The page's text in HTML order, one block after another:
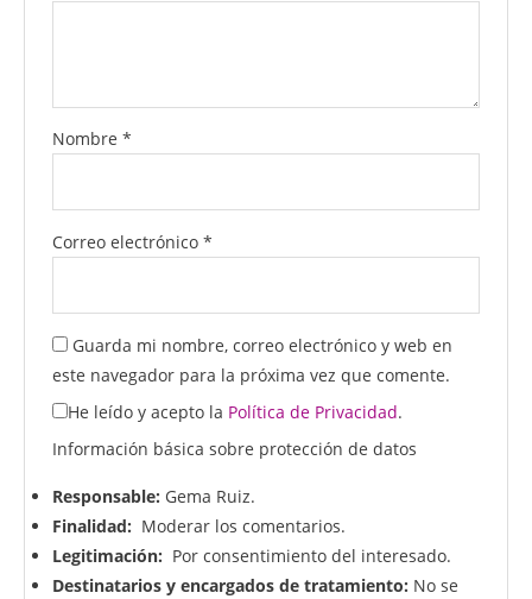
Nombre*
Correo electrónico*
Guarda mi nombre, correo electrónico y web en
este navegador para la próxima vez que comente.
He leído y acepto la Política de Privacidad.
Información básica sobre protección de datos
Responsable: Gema Ruiz.
Finalidad: Moderar los comentarios.
Legitimación: Por consentimiento del interesado.
Destinatarios y encargados de tratamiento: No se